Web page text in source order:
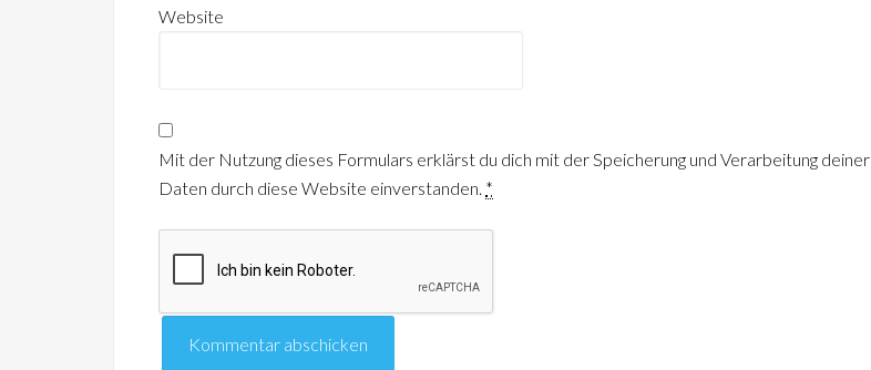
Website
Mit der Nutzung dieses Formulars erklärst du dich mit der Speicherung und Verarbeitung deiner
Daten durch diese Website einverstanden. *